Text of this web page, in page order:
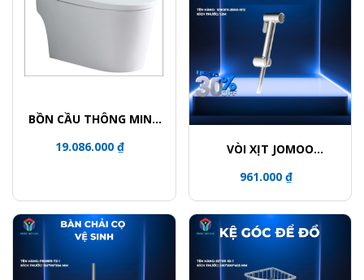
BỒN CẦU THÔNG MINH
TOILET
19.086.000 ₫
VÒI XỊT JOMOO
961.000 ₫